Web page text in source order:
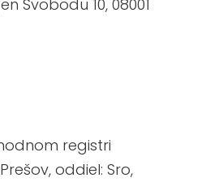
Svobodu 10, 08001
registri
oddiel: Sro,